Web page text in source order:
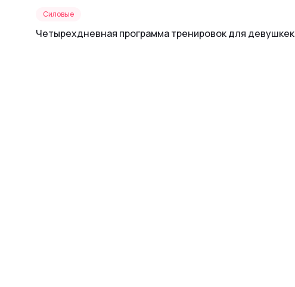
Силовые
Четырехдневная программа тренировок для девушкек